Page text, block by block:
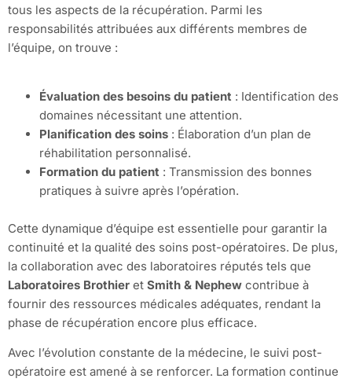
tous les aspects de la récupération. Parmi les
responsabilités attribuées aux différents membres de
l’équipe, on trouve :
Évaluation des besoins du patient : Identification des
domaines nécessitant une attention.
Planification des soins : Élaboration d’un plan de
réhabilitation personnalisé.
Formation du patient : Transmission des bonnes
pratiques à suivre après l’opération.
Cette dynamique d’équipe est essentielle pour garantir la
continuité et la qualité des soins post-opératoires. De plus,
la collaboration avec des laboratoires réputés tels que
Laboratoires Brothier et Smith & Nephew contribue à
fournir des ressources médicales adéquates, rendant la
phase de récupération encore plus efficace.
Avec l’évolution constante de la médecine, le suivi post-
opératoire est amené à se renforcer. La formation continue